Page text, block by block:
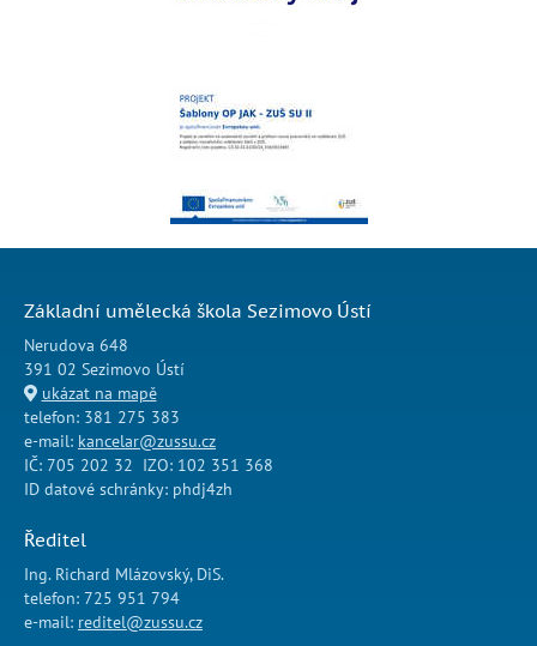
Základní umělecká škola Sezimovo Ústí
Nerudova 648
391 02 Sezimovo Ústí
ukázat na mapě
telefon: 381 275 383
e-mail: kancelar@zussu.cz
IČ: 705 202 32 IZO: 102 351 368
ID datové schránky: phdj4zh
Ředitel
Ing. Richard Mlázovský, DiS.
telefon: 725 951 794
e-mail: reditel@zussu.cz